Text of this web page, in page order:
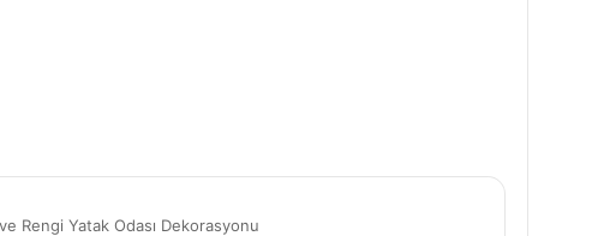
Rengi Yatak Odası Dekorasyonu